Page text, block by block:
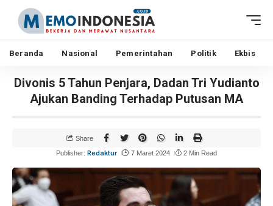
Beranda Nasional Pemerintahan Politik Ekbis
Divonis 5 Tahun Penjara, Dadan Tri Yudianto
Ajukan Banding Terhadap Putusan MA
Publisher: Redaktur 7 Maret 2024 2 Min Read
Share